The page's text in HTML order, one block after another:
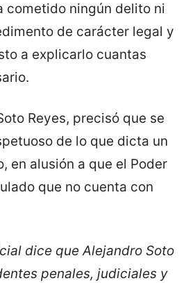
cometido ningún delito ni
de carácter legal y
a explicarlo cuantas
Reyes, precisó que se
de lo que dicta un
en alusión a que el Poder
que no cuenta con
dice que Alejandro Soto
penales, judiciales y